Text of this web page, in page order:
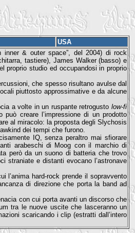
USA
inner & outer space”, del 2004) di rock
tastiere), James Walker (basso) e
proprio studio ed occupandosi in proprio
che spesso risultano avulse dal
piuttosto approssimative e da alcune
a volte in un ruspante retrogusto low-fi
creare l’impressione di un prodotto
al miracolo: la proposta degli Slychosis
dei tempi che furono.
IQ, senza peraltro mai sfiorare
arabeschi di Moog con il marchio di
però da un suono di batteria che trovo
straniate e distanti evocano l’astronave
l’anima hard-rock prende il sopravvento
di direzione che porta la band ad
con cui porta avanti un discorso che
tra le nuove uscite che lasceranno un
scaricando i clip (estratti dall’intero